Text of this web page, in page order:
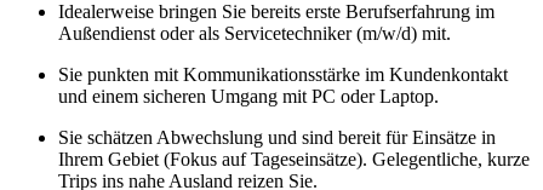
Idealerweise bringen Sie bereits erste Berufserfahrung im
Außendienst oder als Servicetechniker (m/w/d) mit.
Sie punkten mit Kommunikationsstärke im Kundenkontakt
und einem sicheren Umgang mit PC oder Laptop.
Sie schätzen Abwechslung und sind bereit für Einsätze in
Ihrem Gebiet (Fokus auf Tageseinsätze). Gelegentliche, kurze
Trips ins nahe Ausland reizen Sie.